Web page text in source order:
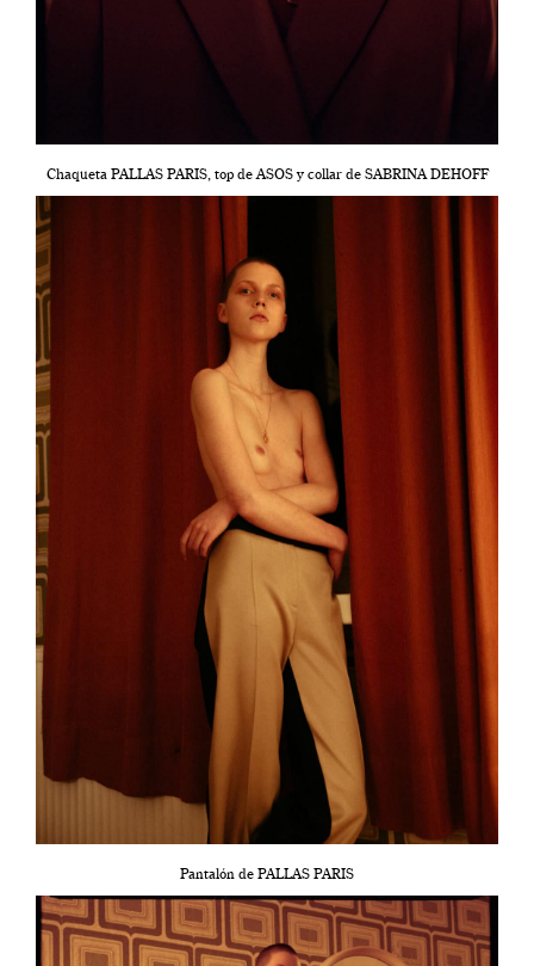
Chaqueta PALLAS PARIS, top de ASOS y collar de SABRINA DEHOFF
Pantalón de PALLAS PARIS